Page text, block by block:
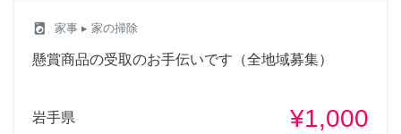
local_laundry_service 家事 ▸ 家の掃除
懸賞商品の受取のお手伝いです（全地域募集）
岩手県 ¥1,000